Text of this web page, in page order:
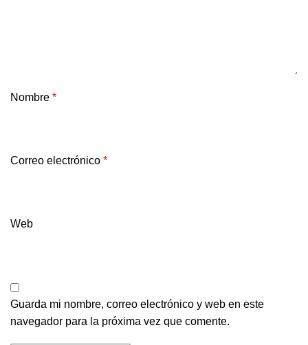
Nombre *
Correo electrónico *
Web
Guarda mi nombre, correo electrónico y web en este
navegador para la próxima vez que comente.